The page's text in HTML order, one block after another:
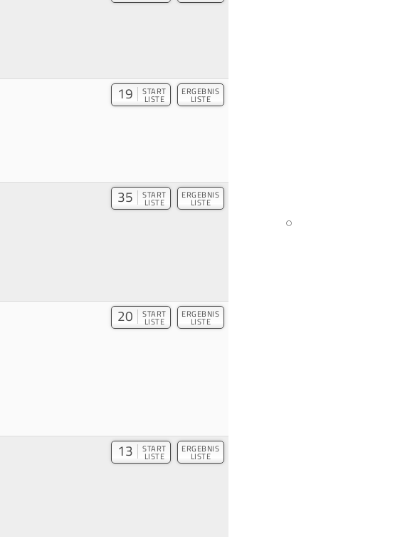
19 START
LISTE
ERGEBNIS
LISTE
35 START
LISTE
ERGEBNIS
LISTE
20 START
LISTE
ERGEBNIS
LISTE
13 START
LISTE
ERGEBNIS
LISTE